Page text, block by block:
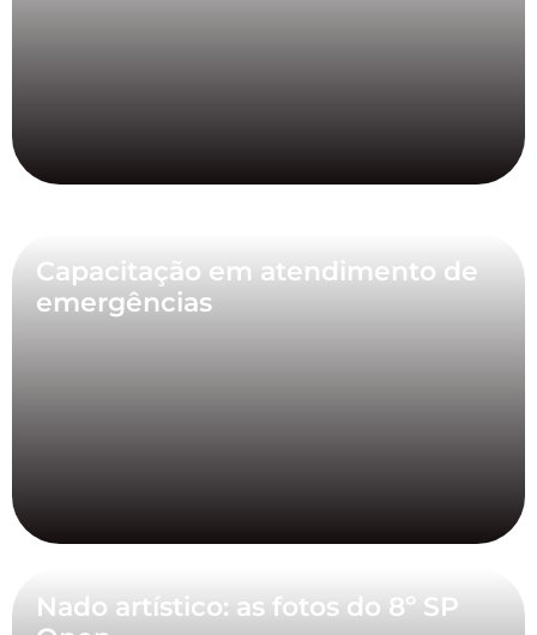
Capacitação em atendimento de
emergências
Nado artístico: as fotos do 8º SP